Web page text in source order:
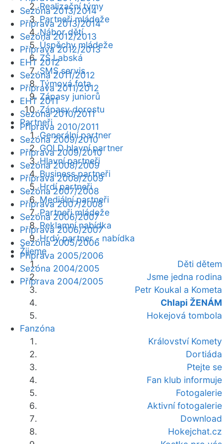
Realizační týmy
Partneři mládeže
Nábor dětí
Úspěchy mládeže
ZŠ Labská
SMS servis
Týmová fota
Zápasy juniorů
Zápasy dorostu
Partneři
Generální partner
GOLD hlavní partner
Hlavní partneři
Business partneři
Hrdí partneři
Mediální partneři
Partneři mládeže
Reklamní nabídka
Hrdý partner - nabídka
Žijeme
Děti dětem
Jsme jedna rodina
Petr Koukal a Kometa
Chlapi ŽENÁM
Hokejová tombola
Fanzóna
Království Komety
Dortiáda
Ptejte se
Fan klub informuje
Fotogalerie
Aktivní fotogalerie
Download
Hokejchat.cz
Sezóna 2013/2014
Příprava 2013/2014
Sezóna 2012/2013
Příprava 2012/2013
EHT 2012
Sezóna 2011/2012
Příprava 2011/2012
EHT 2011
Sezóna 2010/2011
Příprava 2010/2011
Sezóna 2009/2010
Příprava 2009/2010
Sezóna 2008/2009
Příprava 2008/2009
Sezóna 2007/2008
Příprava 2007/2008
Sezóna 2006/2007
Příprava 2006/2007
Sezóna 2005/2006
Příprava 2005/2006
Sezóna 2004/2005
Příprava 2004/2005